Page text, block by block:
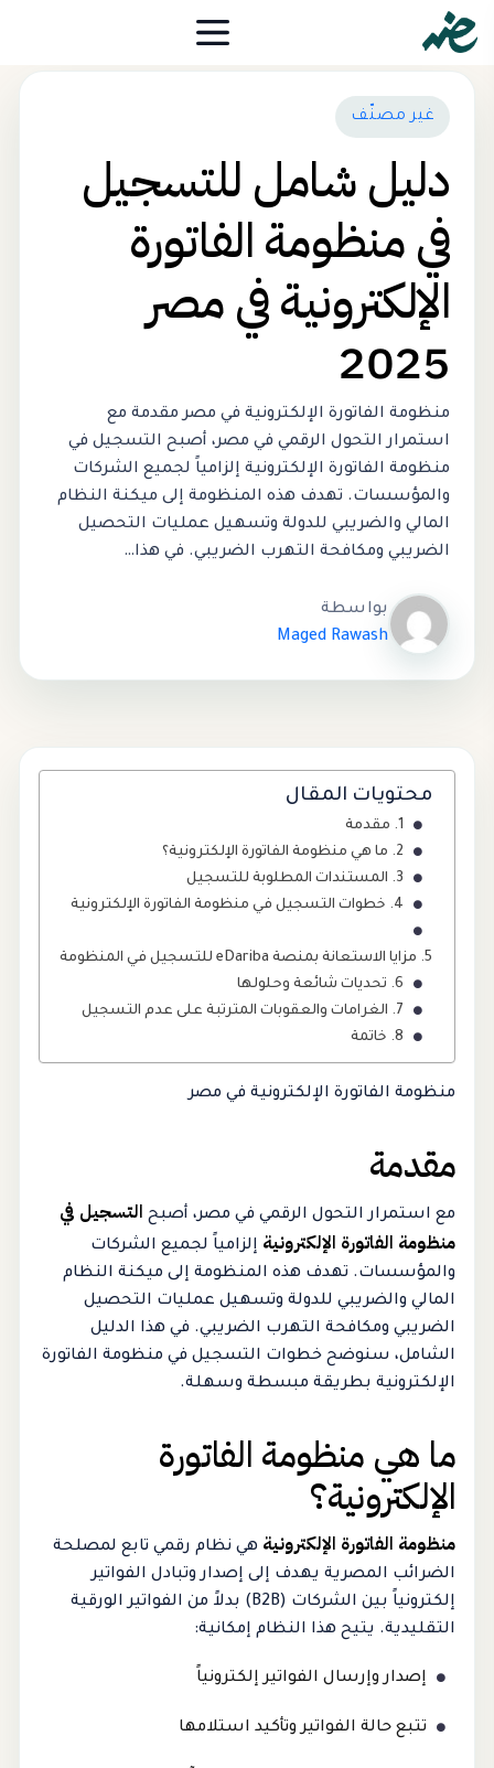
غير مصنّف
دليل شامل للتسجيل
في منظومة الفاتورة
الإلكترونية في مصر
2025
منظومة الفاتورة الإلكترونية في مصر مقدمة مع
استمرار التحول الرقمي في مصر، أصبح التسجيل في
منظومة الفاتورة الإلكترونية إلزامياً لجميع الشركات
والمؤسسات. تهدف هذه المنظومة إلى ميكنة النظام
المالي والضريبي للدولة وتسهيل عمليات التحصيل
الضريبي ومكافحة التهرب الضريبي. في هذا…
بواسطة
Maged Rawash
محتويات المقال
مقدمة
ما هي منظومة الفاتورة الإلكترونية؟
المستندات المطلوبة للتسجيل
خطوات التسجيل في منظومة الفاتورة الإلكترونية
مزايا الاستعانة بمنصة eDariba للتسجيل في المنظومة
تحديات شائعة وحلولها
الغرامات والعقوبات المترتبة على عدم التسجيل
خاتمة
منظومة الفاتورة الإلكترونية في مصر
مقدمة
مع استمرار التحول الرقمي في مصر، أصبح التسجيل في
منظومة الفاتورة الإلكترونية إلزامياً لجميع الشركات
والمؤسسات. تهدف هذه المنظومة إلى ميكنة النظام
المالي والضريبي للدولة وتسهيل عمليات التحصيل
الضريبي ومكافحة التهرب الضريبي. في هذا الدليل
الشامل، سنوضح خطوات التسجيل في منظومة الفاتورة
الإلكترونية بطريقة مبسطة وسهلة.
ما هي منظومة الفاتورة
الإلكترونية؟
منظومة الفاتورة الإلكترونية هي نظام رقمي تابع لمصلحة
الضرائب المصرية يهدف إلى إصدار وتبادل الفواتير
إلكترونياً بين الشركات (B2B) بدلاً من الفواتير الورقية
التقليدية. يتيح هذا النظام إمكانية:
إصدار وإرسال الفواتير إلكترونياً
تتبع حالة الفواتير وتأكيد استلامها